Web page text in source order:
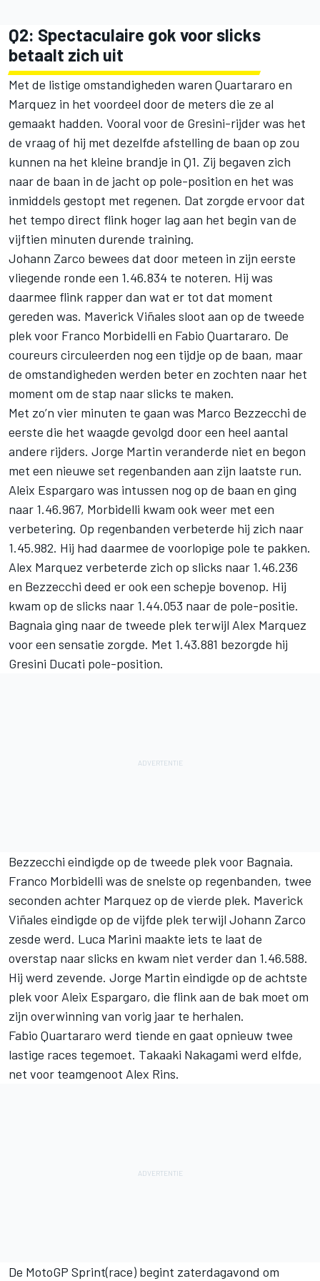
Q2: Spectaculaire gok voor slicks
betaalt zich uit
Met de listige omstandigheden waren Quartararo en
Marquez in het voordeel door de meters die ze al
gemaakt hadden. Vooral voor de Gresini-rijder was het
de vraag of hij met dezelfde afstelling de baan op zou
kunnen na het kleine brandje in Q1. Zij begaven zich
naar de baan in de jacht op pole-position en het was
inmiddels gestopt met regenen. Dat zorgde ervoor dat
het tempo direct flink hoger lag aan het begin van de
vijftien minuten durende training.
Johann Zarco bewees dat door meteen in zijn eerste
vliegende ronde een 1.46.834 te noteren. Hij was
daarmee flink rapper dan wat er tot dat moment
gereden was. Maverick Viñales sloot aan op de tweede
plek voor Franco Morbidelli en Fabio Quartararo. De
coureurs circuleerden nog een tijdje op de baan, maar
de omstandigheden werden beter en zochten naar het
moment om de stap naar slicks te maken.
Met zo’n vier minuten te gaan was Marco Bezzecchi de
eerste die het waagde gevolgd door een heel aantal
andere rijders. Jorge Martin veranderde niet en begon
met een nieuwe set regenbanden aan zijn laatste run.
Aleix Espargaro was intussen nog op de baan en ging
naar 1.46.967, Morbidelli kwam ook weer met een
verbetering. Op regenbanden verbeterde hij zich naar
1.45.982. Hij had daarmee de voorlopige pole te pakken.
Alex Marquez verbeterde zich op slicks naar 1.46.236
en Bezzecchi deed er ook een schepje bovenop. Hij
kwam op de slicks naar 1.44.053 naar de pole-positie.
Bagnaia ging naar de tweede plek terwijl Alex Marquez
voor een sensatie zorgde. Met 1.43.881 bezorgde hij
Gresini Ducati pole-position.
Bezzecchi eindigde op de tweede plek voor Bagnaia.
Franco Morbidelli was de snelste op regenbanden, twee
seconden achter Marquez op de vierde plek. Maverick
Viñales eindigde op de vijfde plek terwijl Johann Zarco
zesde werd. Luca Marini maakte iets te laat de
overstap naar slicks en kwam niet verder dan 1.46.588.
Hij werd zevende. Jorge Martin eindigde op de achtste
plek voor Aleix Espargaro, die flink aan de bak moet om
zijn overwinning van vorig jaar te herhalen.
Fabio Quartararo werd tiende en gaat opnieuw twee
lastige races tegemoet. Takaaki Nakagami werd elfde,
net voor teamgenoot Alex Rins.
De MotoGP Sprint(race) begint zaterdagavond om